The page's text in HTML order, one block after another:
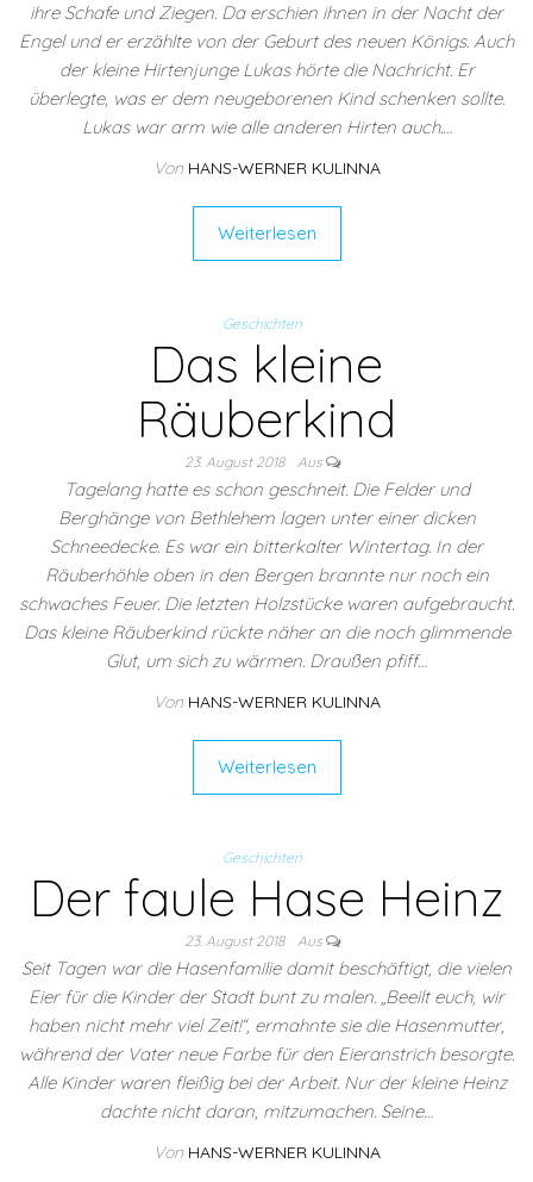
ihre Schafe und Ziegen. Da erschien ihnen in der Nacht der
Engel und er erzählte von der Geburt des neuen Königs. Auch
der kleine Hirtenjunge Lukas hörte die Nachricht. Er
überlegte, was er dem neugeborenen Kind schenken sollte.
Lukas war arm wie alle anderen Hirten auch.…
Von HANS-WERNER KULINNA
Weiterlesen
Geschichten
Das kleine
Räuberkind
23. August 2018 Aus
Tagelang hatte es schon geschneit. Die Felder und
Berghänge von Bethlehem lagen unter einer dicken
Schneedecke. Es war ein bitterkalter Wintertag. In der
Räuberhöhle oben in den Bergen brannte nur noch ein
schwaches Feuer. Die letzten Holzstücke waren aufgebraucht.
Das kleine Räuberkind rückte näher an die noch glimmende
Glut, um sich zu wärmen. Draußen pfiff…
Von HANS-WERNER KULINNA
Weiterlesen
Geschichten
Der faule Hase Heinz
23. August 2018 Aus
Seit Tagen war die Hasenfamilie damit beschäftigt, die vielen
Eier für die Kinder der Stadt bunt zu malen. „Beeilt euch, wir
haben nicht mehr viel Zeit!“, ermahnte sie die Hasenmutter,
während der Vater neue Farbe für den Eieranstrich besorgte.
Alle Kinder waren fleißig bei der Arbeit. Nur der kleine Heinz
dachte nicht daran, mitzumachen. Seine…
Von HANS-WERNER KULINNA